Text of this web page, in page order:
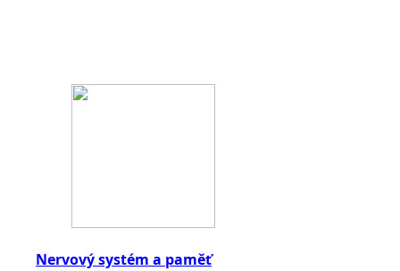
Nervový systém a paměť